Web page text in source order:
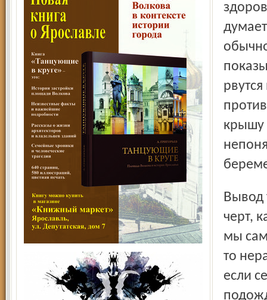
крышу
Вывод третий. Народная мудрость гласит: не так страшен
черт,
мы
то
если